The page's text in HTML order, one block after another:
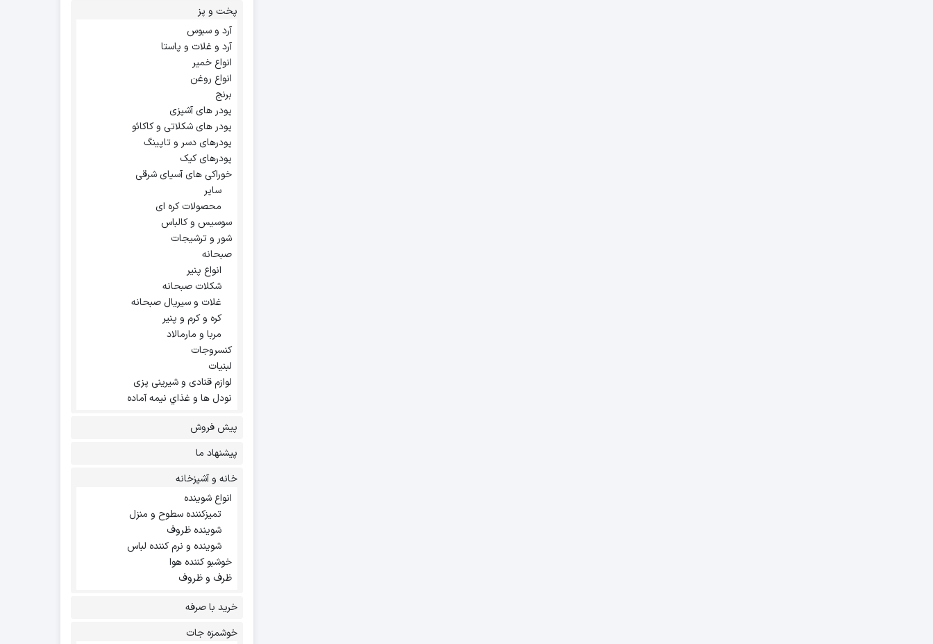
پخت و پز
آرد و سبوس
آرد و غلات و پاستا
انواع خمیر
انواع روغن
برنج
پودر های آشپزی
پودر های شکلاتی و کاکائو
پودرهای دسر و تاپینگ
پودرهای کیک
خوراکی های آسیای شرقی
سایر
محصولات کره ای
سوسیس و کالباس
شور و ترشیجات
صبحانه
انواع پنیر
شکلات صبحانه
غلات و سیریال صبحانه
کره و کرم و پنیر
مربا و مارمالاد
کنسروجات
لبنیات
لوازم قنادی و شیرینی پزی
نودل ها و غذاي نيمه آماده
پیش فروش
پیشنهاد ما
خانه و آشپزخانه
انواع شوینده
تمیزکننده سطوح و منزل
شوینده ظروف
شوینده و نرم کننده لباس
خوشبو کننده هوا
ظرف و ظروف
خرید با صرفه
خوشمزه جات